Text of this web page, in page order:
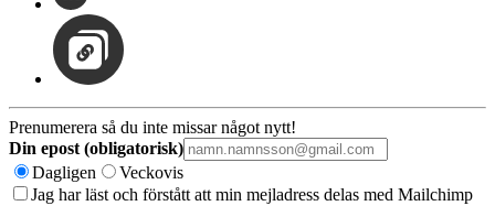
Prenumerera så du inte missar något nytt!
Din epost (obligatorisk)
Dagligen
Veckovis
Jag har läst och förstått att min mejladress delas med Mailchimp